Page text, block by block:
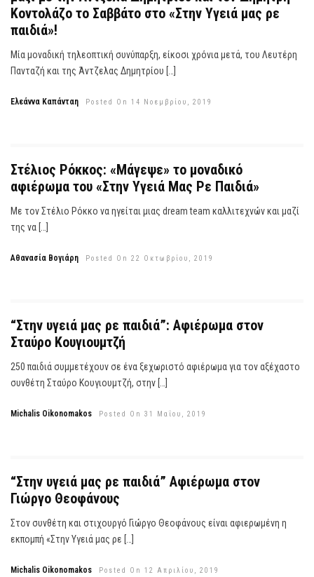
Κοντολάζο το Σαββάτο στο «Στην Υγειά μας ρε
παιδιά»!
Μία μοναδική τηλεοπτική συνύπαρξη, είκοσι χρόνια μετά, του Λευτέρη
Πανταζή και της Άντζελας Δημητρίου […]
Ελεάννα Καπάνταη Posted On 14 Νοεμβρίου, 2019
Στέλιος Ρόκκος: «Μάγεψε» το μοναδικό
αφιέρωμα του «Στην Υγειά Μας Ρε Παιδιά»
Με τον Στέλιο Ρόκκο να ηγείται μιας dream team καλλιτεχνών και μαζί
της να […]
Αθανασία Βογιάρη Posted On 22 Οκτωβρίου, 2019
“Στην υγειά μας ρε παιδιά”: Αφιέρωμα στον
Σταύρο Κουγιουμτζή
250 παιδιά συμμετέχουν σε ένα ξεχωριστό αφιέρωμα για τον αξέχαστο
συνθέτη Σταύρο Κουγιουμτζή, στην […]
Michalis Oikonomakos Posted On 31 Μαΐου, 2019
“Στην υγειά μας ρε παιδιά” Αφιέρωμα στον
Γιώργο Θεοφάνους
Στον συνθέτη και στιχουργό Γιώργο Θεοφάνους είναι αφιερωμένη η
εκπομπή «Στην Υγειά μας ρε […]
Michalis Oikonomakos Posted On 12 Απριλίου, 2019